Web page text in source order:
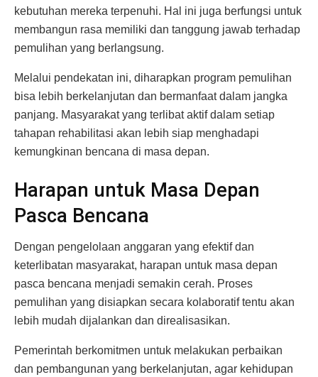
kebutuhan mereka terpenuhi. Hal ini juga berfungsi untuk
membangun rasa memiliki dan tanggung jawab terhadap
pemulihan yang berlangsung.
Melalui pendekatan ini, diharapkan program pemulihan
bisa lebih berkelanjutan dan bermanfaat dalam jangka
panjang. Masyarakat yang terlibat aktif dalam setiap
tahapan rehabilitasi akan lebih siap menghadapi
kemungkinan bencana di masa depan.
Harapan untuk Masa Depan
Pasca Bencana
Dengan pengelolaan anggaran yang efektif dan
keterlibatan masyarakat, harapan untuk masa depan
pasca bencana menjadi semakin cerah. Proses
pemulihan yang disiapkan secara kolaboratif tentu akan
lebih mudah dijalankan dan direalisasikan.
Pemerintah berkomitmen untuk melakukan perbaikan
dan pembangunan yang berkelanjutan, agar kehidupan